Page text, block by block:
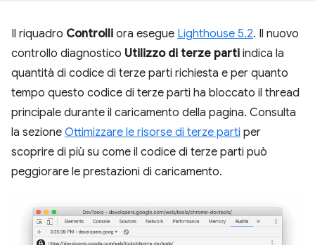
Il riquadro Controlli ora esegue Lighthouse 5.2. Il nuovo
controllo diagnostico Utilizzo di terze parti indica la
quantità di codice di terze parti richiesta e per quanto
tempo questo codice di terze parti ha bloccato il thread
principale durante il caricamento della pagina. Consulta
la sezione Ottimizzare le risorse di terze parti per
scoprire di più su come il codice di terze parti può
peggiorare le prestazioni di caricamento.